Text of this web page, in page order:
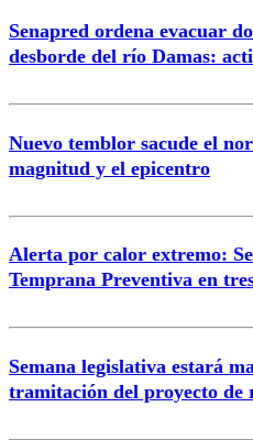
Senapred ordena evacuar
desborde del río Damas:
Nuevo temblor sacude el
magnitud y el epicentro
Alerta por calor extremo:
Temprana Preventiva en
Semana legislativa estará
tramitación del proyecto de